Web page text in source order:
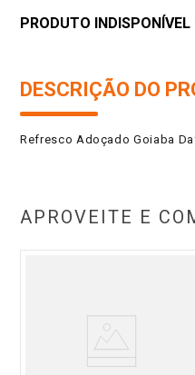
PRODUTO
DESCRIÇÃO DO
Refresco Adoçado Goiaba
APROVEITE E